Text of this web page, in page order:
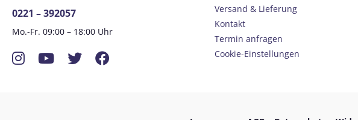
0221 – 392057
Mo.-Fr. 09:00 – 18:00 Uhr
InstagramYouTube
Twitter
Versand & Lieferung
Kontakt
Termin anfragen
Cookie-Einstellungen